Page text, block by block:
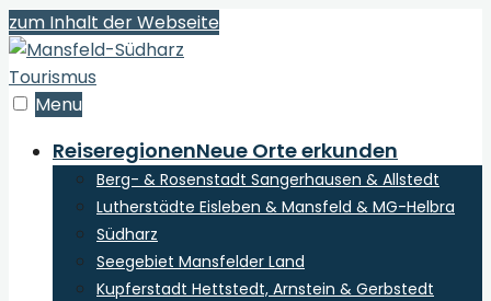
zum Inhalt der Webseite
Menu
ReiseregionenNeue Orte erkunden
Berg- & Rosenstadt Sangerhausen & Allstedt
Lutherstädte Eisleben & Mansfeld & MG-Helbra
Südharz
Seegebiet Mansfelder Land
Kupferstadt Hettstedt, Arnstein & Gerbstedt